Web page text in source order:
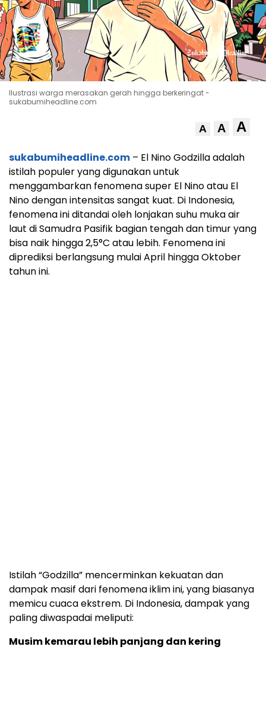
Ilustrasi warga merasakan gerah hingga berkeringat -
sukabumiheadline.com
A A A
sukabumiheadline.com – El Nino Godzilla adalah
istilah populer yang digunakan untuk
menggambarkan fenomena super El Nino atau El
Nino dengan intensitas sangat kuat. Di Indonesia,
fenomena ini ditandai oleh lonjakan suhu muka air
laut di Samudra Pasifik bagian tengah dan timur yang
bisa naik hingga 2,5°C atau lebih. Fenomena ini
diprediksi berlangsung mulai April hingga Oktober
tahun ini.
Istilah “Godzilla” mencerminkan kekuatan dan
dampak masif dari fenomena iklim ini, yang biasanya
memicu cuaca ekstrem. Di Indonesia, dampak yang
paling diwaspadai meliputi:
Musim kemarau lebih panjang dan kering